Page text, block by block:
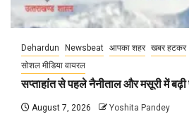
Dehardun Newsbeat आपका शहर खबर हटकर
सोशल मीडिया वायरल
सप्ताहांत से पहले नैनीताल और मसूरी में बढ़ी
August 7, 2026 Yoshita Pandey